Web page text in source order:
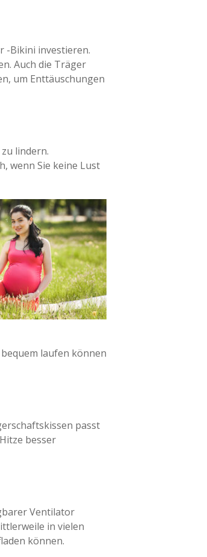
-Bikini investieren.
Auch die Träger
um Enttäuschungen
zu lindern.
wenn Sie keine Lust
bequem laufen können
passt
besser
Ventilator
in vielen
können.